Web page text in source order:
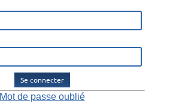
Se connecter
Mot de passe oublié